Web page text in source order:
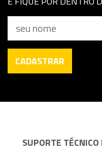
CADASTRAR
SUPORTE